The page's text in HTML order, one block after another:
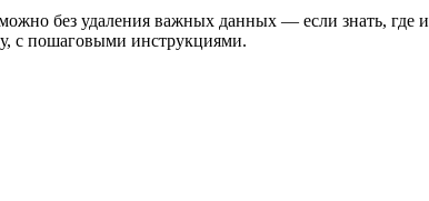
без удаления важных данных — если знать,
с пошаговыми инструкциями.